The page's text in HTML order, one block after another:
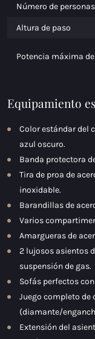
Número de personas
Altura de paso
Potencia máxima
Equipamiento
Color estándar del
azul oscuro.
Banda protectora
Tira de proa de
inoxidable.
Barandillas de
Varios
Amargueras de
2 lujosos asientos
suspensión de gas.
Sofás perfectos
Juego completo de
(diamante/
Extensión del